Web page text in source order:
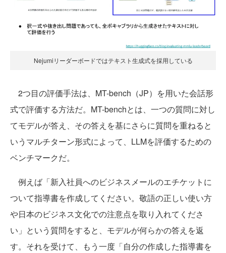
Nejumiリーダーボードではテキスト生成式を採用している
2つ目の評価手法は、MT-bench（JP）を用いた会話形
式で評価する方法だ。MT-benchとは、一つの質問に対し
てモデルが答え、その答えを基にさらに質問を重ねると
いうマルチターン形式によって、LLMを評価するための
ベンチマークだ。
例えば「新入社員へのビジネスメールのエチケットに
ついて指導書を作成してください。敬語の正しい使い方
や日本のビジネス文化での注意点を取り入れてくださ
い」という質問をすると、モデルが何らかの答えを返
す。それを受けて、もう一度「自分の作成した指導書を